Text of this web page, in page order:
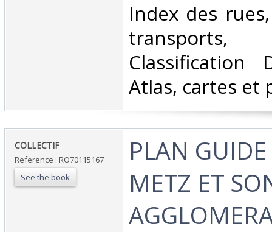
‎Index des
transports,
Classification
Atlas, cartes et
‎COLLECTIF‎
Reference : RO70115167
See the book
‎PLAN
METZ ET